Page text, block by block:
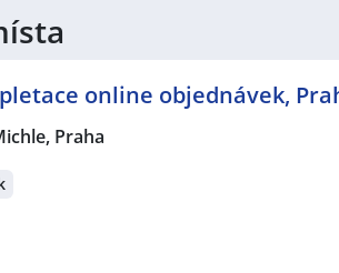
online objednávek,
Praha